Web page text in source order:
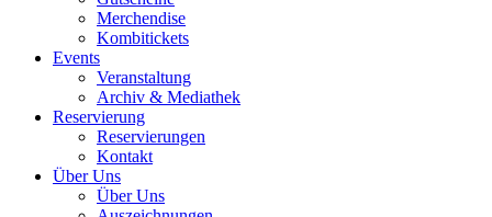
Merchendise
Kombitickets
Events
Veranstaltung
Archiv & Mediathek
Reservierung
Reservierungen
Kontakt
Über Uns
Über Uns